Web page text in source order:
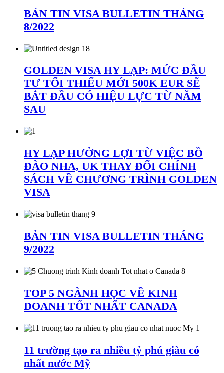
BẢN TIN VISA BULLETIN THÁNG
8/2022
GOLDEN VISA HY LẠP: MỨC ĐẦU
TƯ TỐI THIỂU MỚI 500K EUR SẼ
BẮT ĐẦU CÓ HIỆU LỰC TỪ NĂM
SAU
HY LẠP HƯỞNG LỢI TỪ VIỆC BỒ
ĐÀO NHA, UK THAY ĐỔI CHÍNH
SÁCH VỀ CHƯƠNG TRÌNH GOLDEN
VISA
BẢN TIN VISA BULLETIN THÁNG
9/2022
TOP 5 NGÀNH HỌC VỀ KINH
DOANH TỐT NHẤT CANADA
11 trường tạo ra nhiều tỷ phú giàu có
nhất nước Mỹ